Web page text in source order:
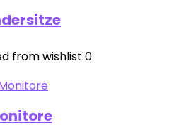
from wishlist 0